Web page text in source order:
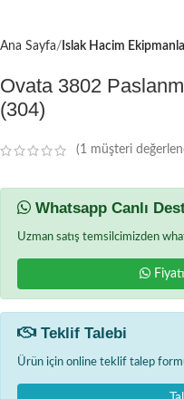
Ana Sayfa Islak Hacim
Ovata 3802
(304)
(1 müşteri
Whatsapp Canlı
Uzman satış temsilcimizden
Teklif Talebi
Ürün için online teklif talep